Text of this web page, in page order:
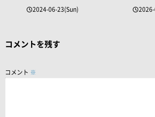
2024-06-23(Sun)
コメントを残す
コメント ※